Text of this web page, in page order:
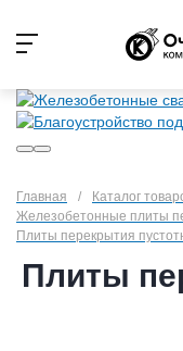
Главная / Каталог
Железобетонные плиты
Плиты перекрытия
Плиты